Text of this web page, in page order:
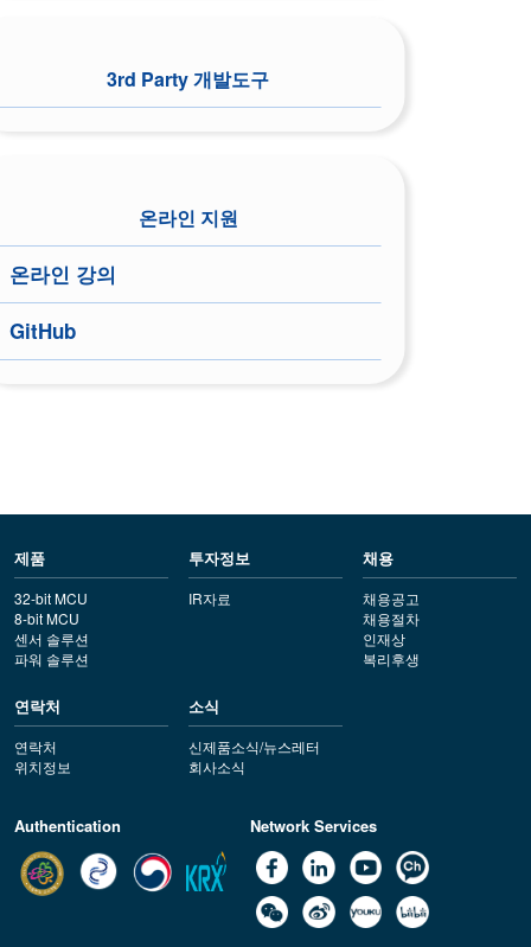
3rd Party 개발도구
온라인 지원
온라인 강의
GitHub
제품
32-bit MCU
8-bit MCU
센서 솔루션
파워 솔루션
투자정보
IR자료
채용
채용공고
채용절차
인재상
복리후생
연락처
연락처
위치정보
소식
신제품소식/뉴스레터
회사소식
Authentication Network Services